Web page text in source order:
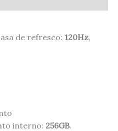
de refresco: 120Hz,
interno: 256GB.